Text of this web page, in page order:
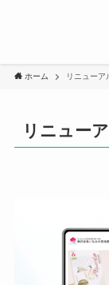
ホーム リニューア
リニュー